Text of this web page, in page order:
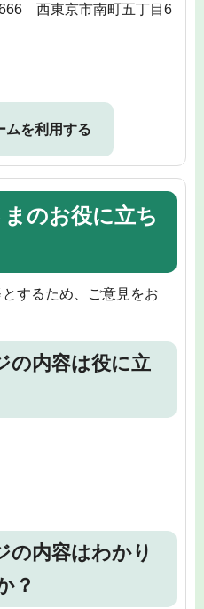
西東京市南町五丁目6
ムを利用する
のお役に立ち
するため、ご意見をお
の内容は役に立
の内容はわかり
？